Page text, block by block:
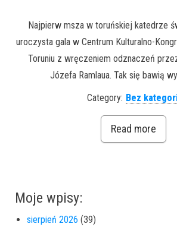
Najpierw msza w toruńskiej katedrze
uroczysta gala w Centrum Kulturalno-
Toruniu z wręczeniem odznaczeń
Józefa Ramlaua. Tak się bawią
Category: Bez
Read more
Moje wpisy:
sierpień 2026 (39)